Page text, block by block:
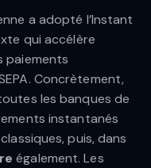
a adopté l’Instant
qui accélère
paiements
Concrètement,
les banques de
instantanés
puis, dans
également. Les